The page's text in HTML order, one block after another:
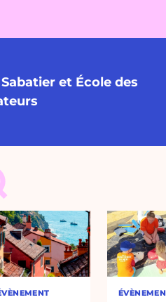
et École des